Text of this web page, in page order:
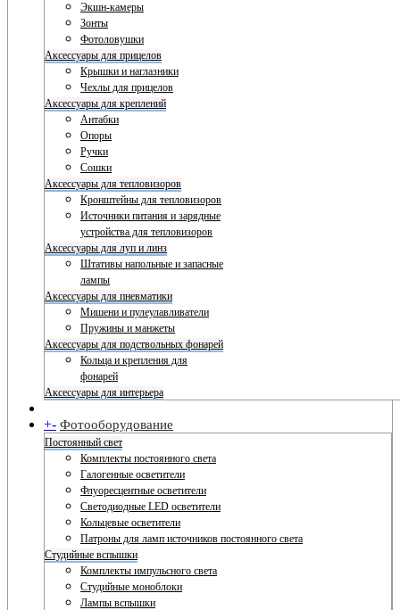
Экшн-камеры
Зонты
Фотоловушки
Аксессуары для прицелов
Крышки и наглазники
Чехлы для прицелов
Аксессуары для креплений
Антабки
Опоры
Ручки
Сошки
Аксессуары для тепловизоров
Кронштейны для тепловизоров
Источники питания и зарядные
устройства для тепловизоров
Аксессуары для луп и линз
Штативы напольные и запасные
лампы
Аксессуары для пневматики
Мишени и пулеулавливатели
Пружины и манжеты
Аксессуары для подствольных фонарей
Кольца и крепления для
фонарей
Аксессуары для интерьера
+- Фотооборудование
Постоянный свет
Комплекты постоянного света
Галогенные осветители
Флуоресцентные осветители
Светодиодные LED осветители
Кольцевые осветители
Патроны для ламп источников постоянного света
Студийные вспышки
Комплекты импульсного света
Студийные моноблоки
Лампы вспышки